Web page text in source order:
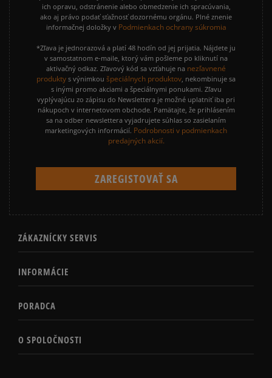
ich opravu, odstránenie alebo obmedzenie ich spracúvania,
ako aj právo podať sťažnosť dozornému orgánu. Plné znenie
informačnej doložky v Podmienkach ochrany súkromia
*Zľava je jednorazová a platí 48 hodín od jej prijatia. Nájdete ju
v samostatnom e-maile, ktorý vám pošleme po kliknutí na
aktivačný odkaz. Zľavový kód sa vzťahuje na nezľavnené
produkty s výnimkou špeciálnych produktov, nekombinuje sa
s inými promo akciami a špeciálnymi ponukami. Zľavu
vyplývajúcu zo zápisu do Newslettera je možné uplatniť iba pri
nákupoch v internetovom obchode. Pamätajte, že prihlásením
sa na odber newslettera vyjadrujete súhlas so zasielaním
marketingových informácií. Podrobnosti v podmienkach
predajných akcií.
ZÁKAZNÍCKY SERVIS
INFORMÁCIE
PORADCA
O SPOLOČNOSTI